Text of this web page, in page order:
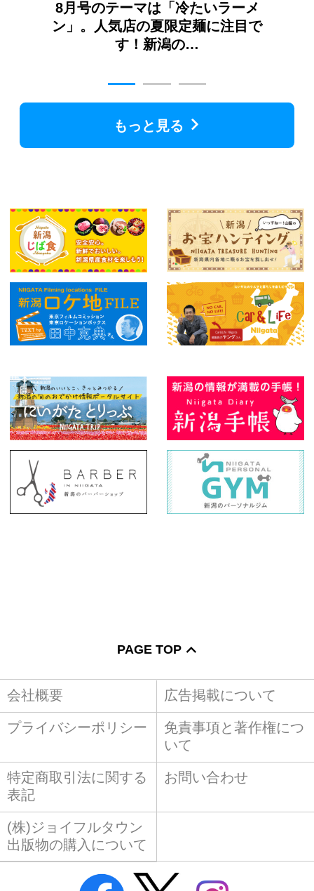
8月号のテーマは「冷たいラーメ
ン」。人気店の夏限定麺に注目で
す！新潟の…
もっと見る
PAGE TOP
会社概要 広告掲載について
プライバシーポリシー
免責事項と著作権につ
いて
特定商取引法に関する
表記
お問い合わせ
(株)ジョイフルタウン
出版物の購入について